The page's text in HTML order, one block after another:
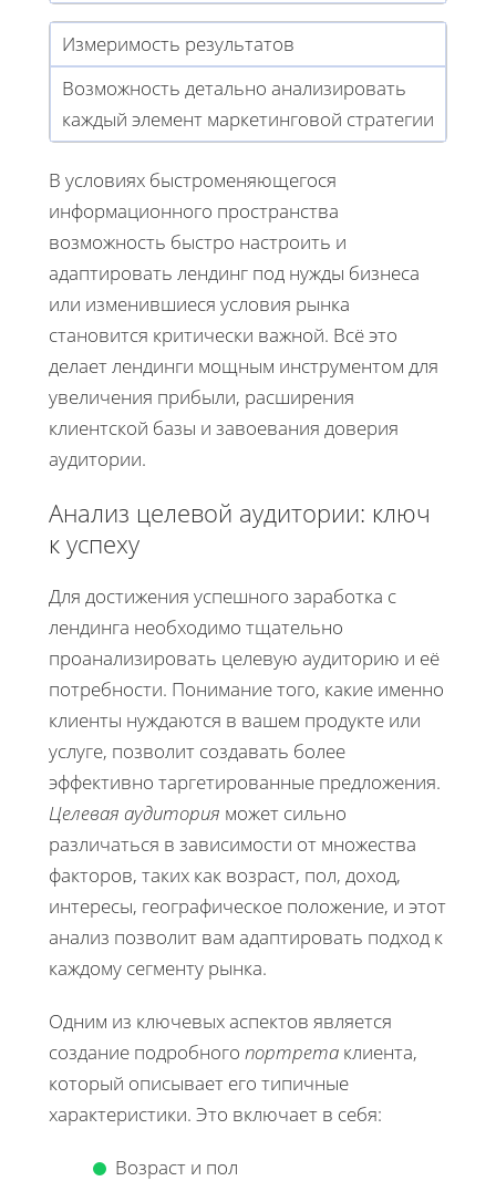
Измеримость результатов
Возможность детально анализировать
каждый элемент маркетинговой стратегии
В условиях быстроменяющегося
информационного пространства
возможность быстро настроить и
адаптировать лендинг под нужды бизнеса
или изменившиеся условия рынка
становится критически важной. Всё это
делает лендинги мощным инструментом для
увеличения прибыли, расширения
клиентской базы и завоевания доверия
аудитории.
Анализ целевой аудитории: ключ
к успеху
Для достижения успешного заработка с
лендинга необходимо тщательно
проанализировать целевую аудиторию и её
потребности. Понимание того, какие именно
клиенты нуждаются в вашем продукте или
услуге, позволит создавать более
эффективно таргетированные предложения.
Целевая аудитория может сильно
различаться в зависимости от множества
факторов, таких как возраст, пол, доход,
интересы, географическое положение, и этот
анализ позволит вам адаптировать подход к
каждому сегменту рынка.
Одним из ключевых аспектов является
создание подробного портрета клиента,
который описывает его типичные
характеристики. Это включает в себя:
Возраст и пол